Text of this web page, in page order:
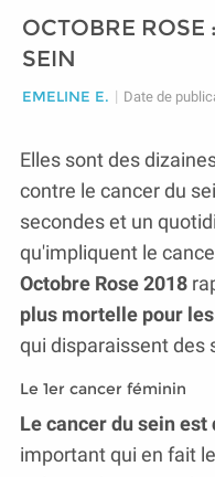
OCTOBRE
SEIN
EMELINE E. | Date de
Elles sont des
contre le cancer du
secondes et un
qu'impliquent le
Octobre Rose 2018
plus mortelle pour
qui disparaissent
Le 1er cancer féminin
Le cancer du sein
important qui en fait le